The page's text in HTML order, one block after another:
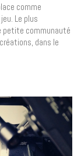
comme
Le plus
petite communauté
dans le